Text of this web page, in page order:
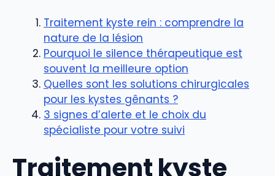
Traitement kyste rein : comprendre la
nature de la lésion
Pourquoi le silence thérapeutique est
souvent la meilleure option
Quelles sont les solutions chirurgicales
pour les kystes gênants ?
3 signes d’alerte et le choix du
spécialiste pour votre suivi
Traitement kyste